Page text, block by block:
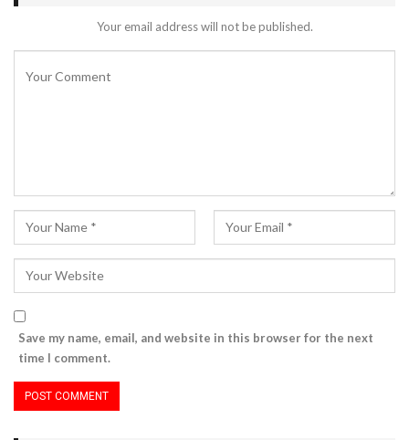
Your email address will not be published.
Save my name, email, and website in this browser for the next
time I comment.